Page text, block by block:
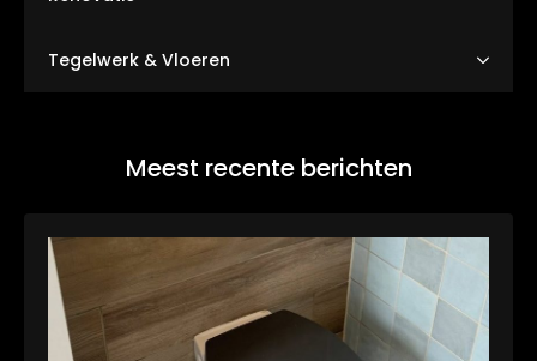
Tegelwerk & Vloeren
Meest recente berichten